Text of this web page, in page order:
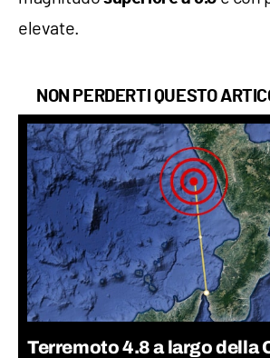
elevate.
NON PERDERTI QUESTO
Terremoto 4.8 a largo della